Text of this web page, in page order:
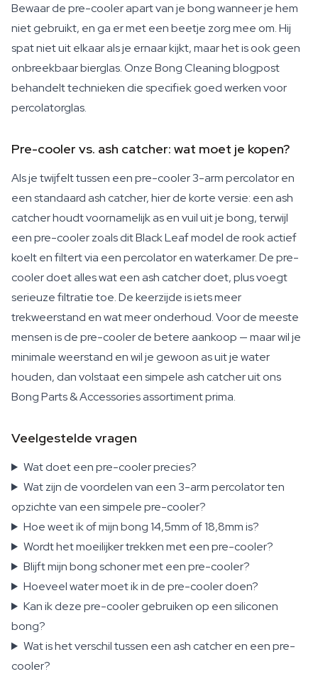
Bewaar de pre-cooler apart van je bong wanneer je hem
niet gebruikt, en ga er met een beetje zorg mee om. Hij
spat niet uit elkaar als je ernaar kijkt, maar het is ook geen
onbreekbaar bierglas. Onze Bong Cleaning blogpost
behandelt technieken die specifiek goed werken voor
percolatorglas.
Pre-cooler vs. ash catcher: wat moet je kopen?
Als je twijfelt tussen een pre-cooler 3-arm percolator en
een standaard ash catcher, hier de korte versie: een ash
catcher houdt voornamelijk as en vuil uit je bong, terwijl
een pre-cooler zoals dit Black Leaf model de rook actief
koelt en filtert via een percolator en waterkamer. De pre-
cooler doet alles wat een ash catcher doet, plus voegt
serieuze filtratie toe. De keerzijde is iets meer
trekweerstand en wat meer onderhoud. Voor de meeste
mensen is de pre-cooler de betere aankoop — maar wil je
minimale weerstand en wil je gewoon as uit je water
houden, dan volstaat een simpele ash catcher uit ons
Bong Parts & Accessories assortiment prima.
Veelgestelde vragen
Wat doet een pre-cooler precies?
Wat zijn de voordelen van een 3-arm percolator ten
opzichte van een simpele pre-cooler?
Hoe weet ik of mijn bong 14,5mm of 18,8mm is?
Wordt het moeilijker trekken met een pre-cooler?
Blijft mijn bong schoner met een pre-cooler?
Hoeveel water moet ik in de pre-cooler doen?
Kan ik deze pre-cooler gebruiken op een siliconen
bong?
Wat is het verschil tussen een ash catcher en een pre-
cooler?